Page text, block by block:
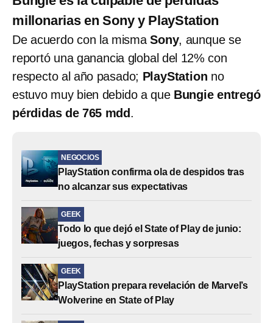
millonarias en Sony y PlayStation
De acuerdo con la mismaSony, aunque se
reportó una ganancia global del 12% con
respecto al año pasado; PlayStation no
estuvo muy bien debido a que Bungie entregó
pérdidas de 765 mdd.
NEGOCIOS
PlayStation confirma ola de despidos tras
no alcanzar sus expectativas
GEEK
Todo lo que dejó el State of Play de junio:
juegos, fechas y sorpresas
GEEK
PlayStation prepara revelación de Marvel’s
Wolverine en State of Play